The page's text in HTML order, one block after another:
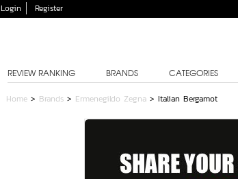
Login Register
REVIEW RANKING BRANDS CATEGORIES
Home > Brands > Ermenegildo Zegna > Italian Bergamot